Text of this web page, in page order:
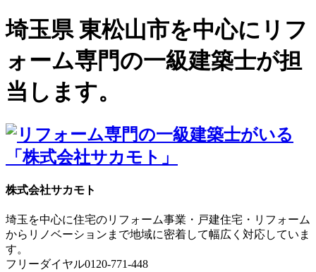
埼玉県 東松山市を中心にリフ
ォーム専門の一級建築士が担
当します。
株式会社サカモト
埼玉を中心に住宅のリフォーム事業・戸建住宅・リフォーム
からリノベーションまで地域に密着して幅広く対応していま
す。
フリーダイヤル0120-771-448